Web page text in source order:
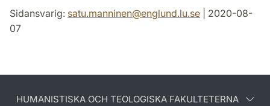
Sidansvarig: satu.manninen@englund.lu.se | 2020-08-
07
HUMANISTISKA OCH TEOLOGISKA FAKULTETERNA